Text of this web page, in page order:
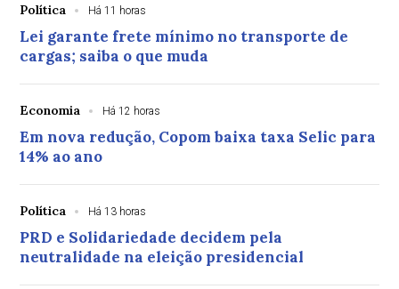
Política Há 11 horas
Lei garante frete mínimo no transporte de
cargas; saiba o que muda
Economia Há 12 horas
Em nova redução, Copom baixa taxa Selic para
14% ao ano
Política Há 13 horas
PRD e Solidariedade decidem pela
neutralidade na eleição presidencial